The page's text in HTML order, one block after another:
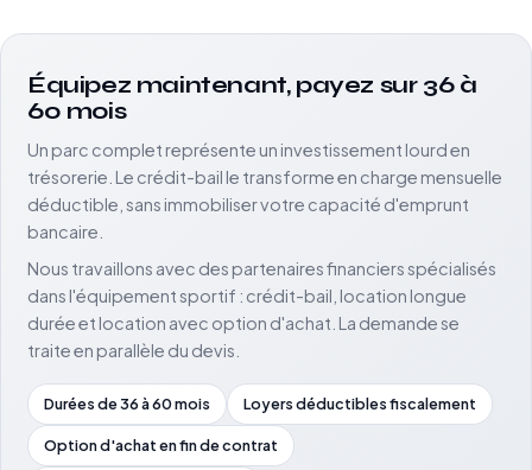
Équipez maintenant, payez sur 36 à
60 mois
Un parc complet représente un investissement lourd en
trésorerie. Le crédit-bail le transforme en charge mensuelle
déductible, sans immobiliser votre capacité d'emprunt
bancaire.
Nous travaillons avec des partenaires financiers spécialisés
dans l'équipement sportif : crédit-bail, location longue
durée et location avec option d'achat. La demande se
traite en parallèle du devis.
Durées de 36 à 60 mois Loyers déductibles fiscalement
Option d'achat en fin de contrat